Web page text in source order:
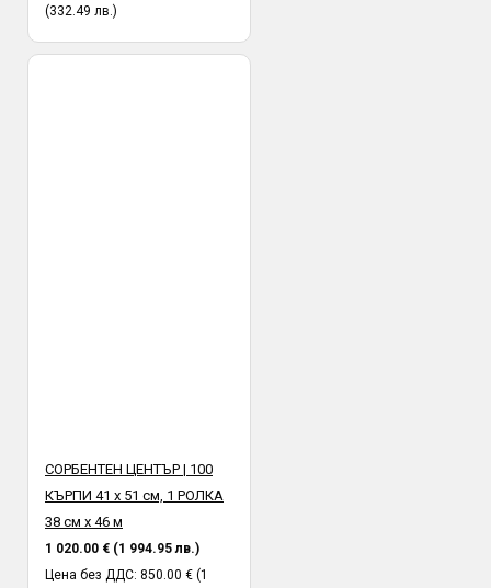
(332.49 лв.)
СОРБЕНТЕН ЦЕНТЪР | 100
КЪРПИ 41 х 51 см, 1 РОЛКА
38 см х 46 м
1 020.00 € (1 994.95 лв.)
Цена без ДДС: 850.00 € (1